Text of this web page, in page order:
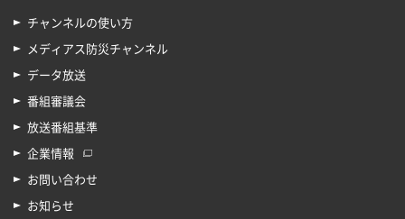
チャンネルの使い方
メディアス防災チャンネル
データ放送
番組審議会
放送番組基準
企業情報
お問い合わせ
お知らせ